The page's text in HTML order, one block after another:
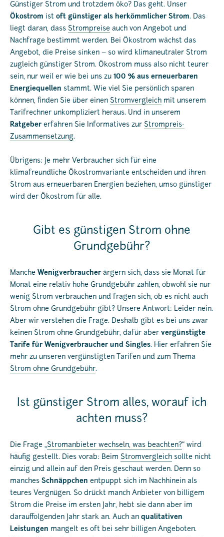
Günstiger Strom und trotzdem öko? Das geht. Unser
Ökostrom ist oft günstiger als herkömmlicher Strom. Das
liegt daran, dass Strompreise auch von Angebot und
Nachfrage bestimmt werden. Bei Ökostrom wächst das
Angebot, die Preise sinken – so wird klimaneutraler Strom
zugleich günstiger Strom. Ökostrom muss also nicht teurer
sein, nur weil er wie bei uns zu 100 % aus erneuerbaren
Energiequellen stammt. Wie viel Sie persönlich sparen
können, finden Sie über einen Stromvergleich mit unserem
Tarifrechner unkompliziert heraus. Und in unserem
Ratgeber erfahren Sie Informatives zur Strompreis-
Zusammensetzung.
Übrigens: Je mehr Verbraucher sich für eine
klimafreundliche Ökostromvariante entscheiden und ihren
Strom aus erneuerbaren Energien beziehen, umso günstiger
wird der Ökostrom für alle.
Gibt es günstigen Strom ohne
Grundgebühr?
Manche Wenigverbraucher ärgern sich, dass sie Monat für
Monat eine relativ hohe Grundgebühr zahlen, obwohl sie nur
wenig Strom verbrauchen und fragen sich, ob es nicht auch
Strom ohne Grundgebühr gibt? Unsere Antwort: Leider nein.
Aber wir verstehen die Frage. Deshalb gibt es bei uns zwar
keinen Strom ohne Grundgebühr, dafür aber vergünstigte
Tarife für Wenigverbraucher und Singles. Hier erfahren Sie
mehr zu unseren vergünstigten Tarifen und zum Thema
Strom ohne Grundgebühr.
Ist günstiger Strom alles, worauf ich
achten muss?
Die Frage „Stromanbieter wechseln, was beachten?“ wird
häufig gestellt. Dies vorab: Beim Stromvergleich sollte nicht
einzig und allein auf den Preis geschaut werden. Denn so
manches Schnäppchen entpuppt sich im Nachhinein als
teures Vergnügen. So drückt manch Anbieter von billigem
Strom die Preise im ersten Jahr, hebt sie dann aber im
darauffolgenden Jahr stark an. Auch an qualitativen
Leistungen mangelt es oft bei sehr billigen Angeboten.